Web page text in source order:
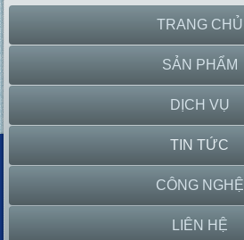
TRANG CHỦ
SẢN PHẨM
DỊCH VỤ
TIN TỨC
CÔNG NGHỆ
LIÊN HỆ